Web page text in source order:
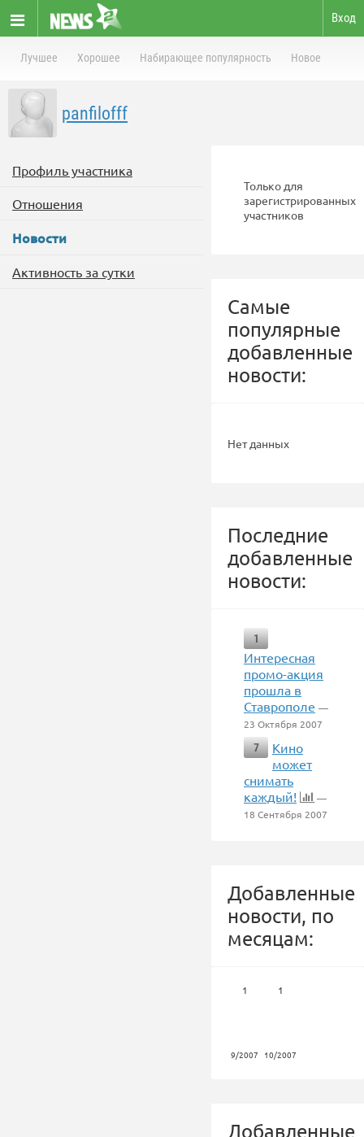
Вход
Лучшее Хорошее Набирающее популярность Новое
panfilofff
Профиль участника
Отношения
Новости
Активность за сутки
Только для
зарегистрированных
участников
Самые
популярные
добавленные
новости:
Нет данных
Последние
добавленные
новости:
1
Интересная
промо-акция
прошла в
Ставрополе —
23 Октября 2007
7
Кино
может
снимать
каждый!
—
18 Сентября 2007
Добавленные
новости, по
месяцам:
1
9/2007
1
10/2007
Добавленные